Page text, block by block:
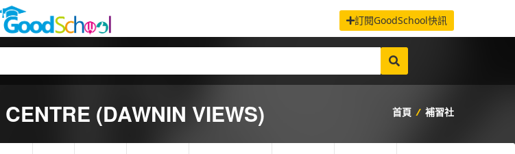
訂閱GoodSchool快訊
(DAWNIN VIEWS) 首頁 / 補習社